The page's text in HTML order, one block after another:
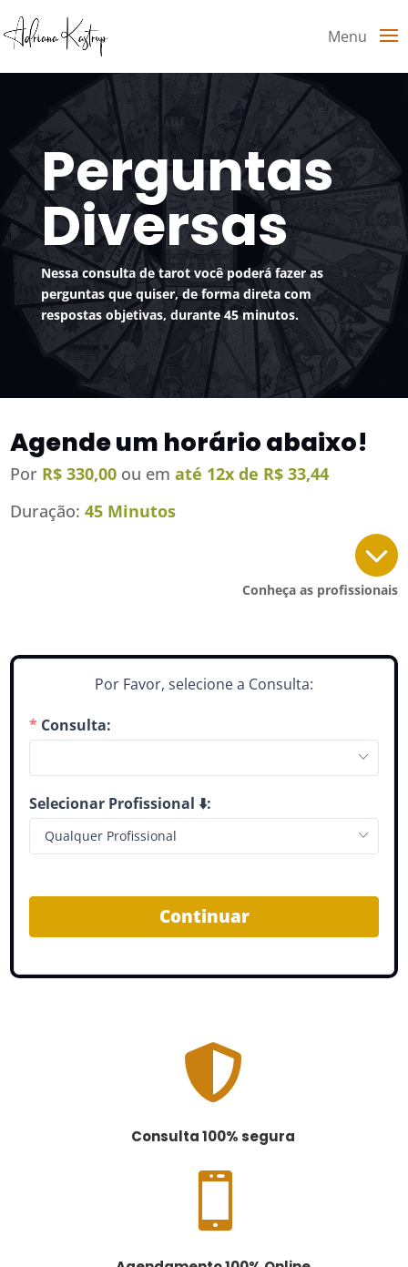
Menu
Perguntas
Diversas
Nessa consulta de tarot você poderá fazer as
perguntas que quiser, de forma direta com
respostas objetivas, durante 45 minutos.
Agende um horário abaixo!
Por R$ 330,00 ou ematé 12x de R$ 33,44
Duração: 45 Minutos

Conheça as profissionais
Por Favor, selecione a Consulta:
Consulta:
Selecionar Profissional ⬇️:
Continuar

Consulta 100% segura
